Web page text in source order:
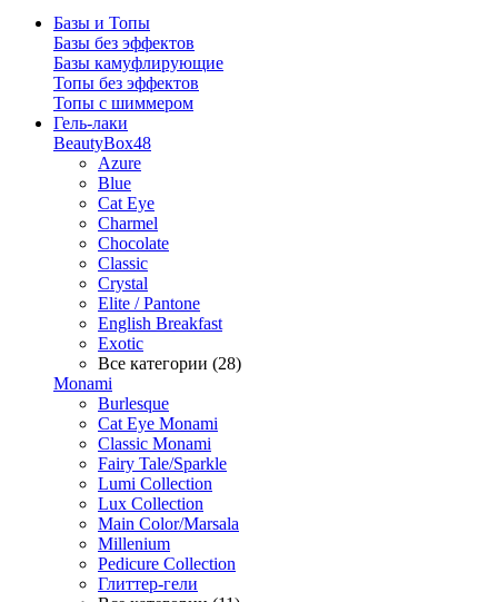
Базы и Топы
Базы без эффектов
Базы камуфлирующие
Топы без эффектов
Топы с шиммером
Гель-лаки
BeautyBox48
Azure
Blue
Cat Eye
Charmel
Chocolate
Classic
Crystal
Elite / Pantone
English Breakfast
Exotic
Все категории (28)
Monami
Burlesque
Cat Eye Monami
Classic Monami
Fairy Tale/Sparkle
Lumi Collection
Lux Collection
Main Color/Marsala
Millenium
Pedicure Collection
Глиттер-гели